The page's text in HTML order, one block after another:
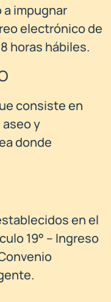
impugnar
electrónico de
horas hábiles.
consiste en
y
donde
en el
19° – Ingreso